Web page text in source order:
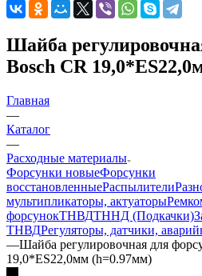
Шайба
Bosch CR
Главная
—
Каталог
—
Расходные материалы
Форсунки новыеФорсунки
восстановленныеРаспылители
мультипликаторы, актуаторы
форсунокТНВДТННД (Подкачки)
ТНВДРегуляторы, датчики,
—Шайба регулировочная для
19,0*ES22,0мм (h=0.97мм)